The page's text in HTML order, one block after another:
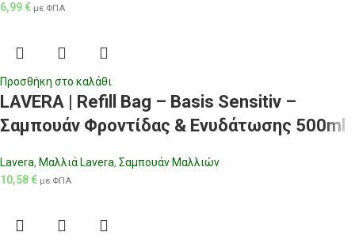
6,99€ με ΦΠΑ
Προσθήκη στο καλάθι
LAVERA | Refill Bag – Basis Sensitiv –
Σαμπουάν Φροντίδας & Ενυδάτωσης 500ml
Lavera, Μαλλιά Lavera, Σαμπουάν Μαλλιών
10,58€ με ΦΠΑ